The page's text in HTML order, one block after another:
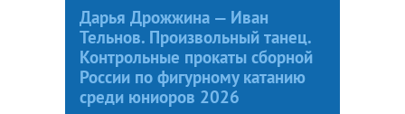
Дарья Дрожжина — Иван
Тельнов. Произвольный танец.
Контрольные прокаты сборной
России по фигурному катанию
среди юниоров 2026